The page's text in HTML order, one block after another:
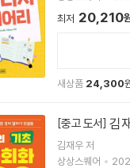
최저 20,210
새상품 24,300
[중고 도서] 김
김재우 저
상상스퀘어